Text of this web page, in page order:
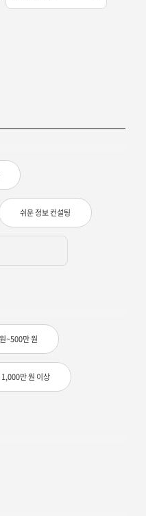
쉬운 정보 컨설팅
~500만 원
1,000만 원 이상